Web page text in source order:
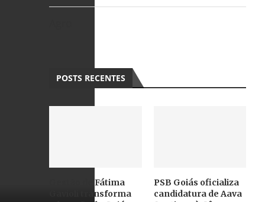
POSTS RECENTES
Gestão de Fátima
Gavioli transforma
PSB Goiás oficializa
candidatura de Aava